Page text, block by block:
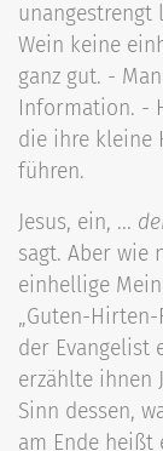
unangestrengt
Wein keine
ganz gut. -
Information. -
die ihre kleine
führen.
Jesus, ein, ...
sagt. Aber wie
einhellige
„Guten-
der Evangelist
erzählte ihnen
Sinn dessen,
am Ende heißt